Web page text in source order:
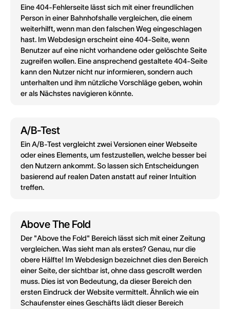
Eine 404-Fehlerseite lässt sich mit einer freundlichen
Person in einer Bahnhofshalle vergleichen, die einem
weiterhilft, wenn man den falschen Weg eingeschlagen
hast. Im Webdesign erscheint eine 404-Seite, wenn
Benutzer auf eine nicht vorhandene oder gelöschte Seite
zugreifen wollen. Eine ansprechend gestaltete 404-Seite
kann den Nutzer nicht nur informieren, sondern auch
unterhalten und ihm nützliche Vorschläge geben, wohin
er als Nächstes navigieren könnte.
A/B-Test
Ein A/B-Test vergleicht zwei Versionen einer Webseite
oder eines Elements, um festzustellen, welche besser bei
den Nutzern ankommt. So lassen sich Entscheidungen
basierend auf realen Daten anstatt auf reiner Intuition
treffen.
Above The Fold
Der "Above the Fold" Bereich lässt sich mit einer Zeitung
vergleichen. Was sieht man als erstes? Genau, nur die
obere Hälfte! Im Webdesign bezeichnet dies den Bereich
einer Seite, der sichtbar ist, ohne dass gescrollt werden
muss. Dies ist von Bedeutung, da dieser Bereich den
ersten Eindruck der Website vermittelt. Ähnlich wie ein
Schaufenster eines Geschäfts lädt dieser Bereich